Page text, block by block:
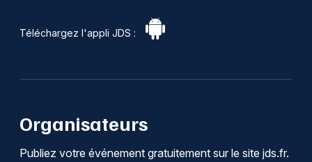
Téléchargez l'appli JDS :
Organisateurs
Publiez votre événement gratuitement sur le site jds.fr.